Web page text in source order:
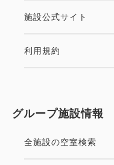
施設公式サイト
利用規約
グループ施設情報
全施設の空室検索